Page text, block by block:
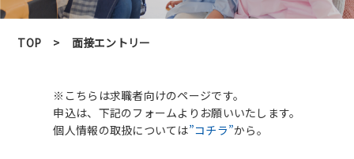
TOP 面接エントリー
※こちらは求職者向けのページです。
申込は、下記のフォームよりお願いいたします。
個人情報の取扱については”コチラ”から。